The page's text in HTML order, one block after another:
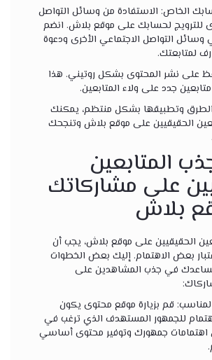
الخاص: الاستفادة من وسائل التواصل
للترويج لحسابك على موقع بلاش. انضم
وسائل التواصل الاجتماعي الأخرى ودعوة
لمتابعتك.
على نشر المحتوى بشكل روتيني. هذا
جدد على ولاء المتابعين.
وتطبيقها بشكل منتظم، يمكنك
الحقيقيين على موقع بلاش وتنجحك
المتابعين
على مشاركاتك
بلاش
الحقيقيين على موقع بلاش، يجب أن
بعض الاهتمام. إليك بعض الخطوات
في جذب المشاهدين على
المناسب: قم بزيارة موقع محتوى يكون
للجمهور المستهدف الذي ترغب في
اهتمامات جمهورك وتوفير محتوى أساسي